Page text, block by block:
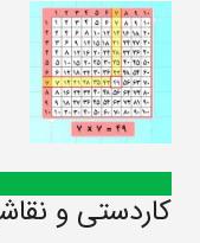
کاردستی و